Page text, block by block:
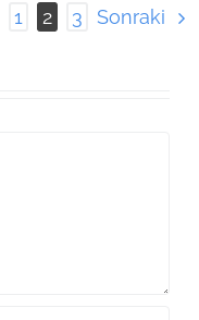
1 2 3 Sonraki